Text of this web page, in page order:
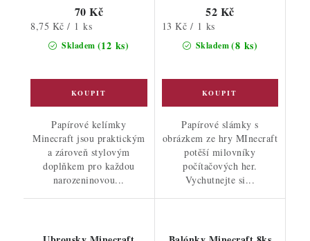
Skladem (12 ks)
70 Kč
Měrná
cena:
8,75 Kč / 1 ks
Papírové kelímky
Minecraft jsou praktickým
a zároveň stylovým
doplňkem pro každou
narozeninovou...
Skladem(8 ks)
52 Kč
Měrná
13 Kč / 1 ks
Papírové slámky s
obrázkem ze hry MInecraft
potěší milovníky
počítačových her.
Vychutnejte si...